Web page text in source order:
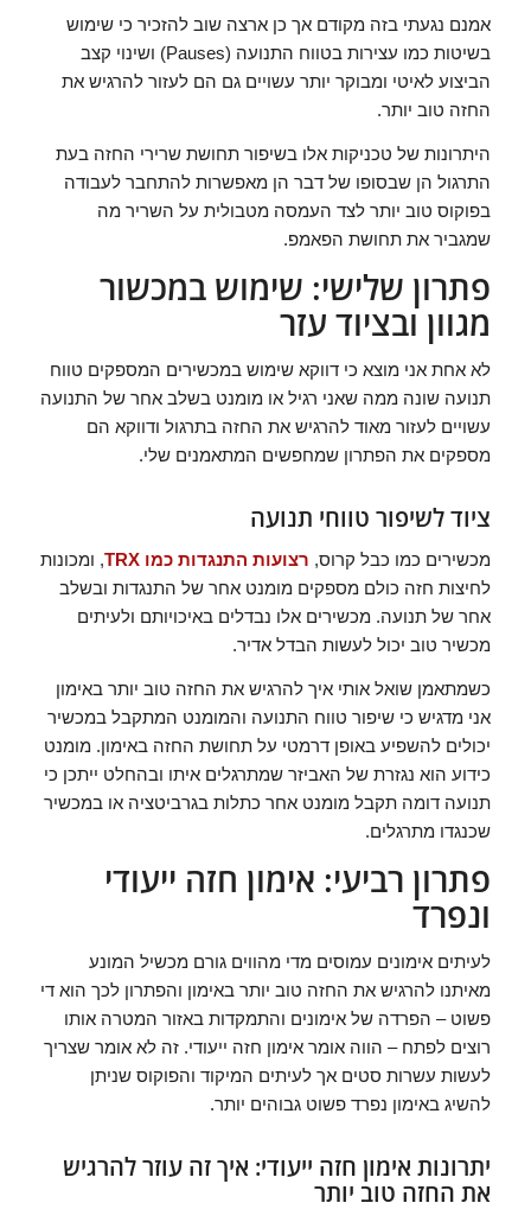
אמנם נגעתי בזה מקודם אך כן ארצה שוב להזכיר כי שימוש
בשיטות כמו עצירות בטווח התנועה (Pauses) ושינוי קצב
הביצוע לאיטי ומבוקר יותר עשויים גם הם לעזור להרגיש את
החזה טוב יותר.
היתרונות של טכניקות אלו בשיפור תחושת שרירי החזה בעת
התרגול הן שבסופו של דבר הן מאפשרות להתחבר לעבודה
בפוקוס טוב יותר לצד העמסה מטבולית על השריר מה
שמגביר את תחושת הפאמפ.
פתרון שלישי: שימוש במכשור
מגוון ובציוד עזר
לא אחת אני מוצא כי דווקא שימוש במכשירים המספקים טווח
תנועה שונה ממה שאני רגיל או מומנט בשלב אחר של התנועה
עשויים לעזור מאוד להרגיש את החזה בתרגול ודווקא הם
מספקים את הפתרון שמחפשים המתאמנים שלי.
ציוד לשיפור טווחי תנועה
מכשירים כמו כבל קרוס, רצועות התנגדות כמו TRX
, ומכונות
לחיצות חזה כולם מספקים מומנט אחר של התנגדות ובשלב
אחר של תנועה. מכשירים אלו נבדלים באיכויותם ולעיתים
מכשיר טוב יכול לעשות הבדל אדיר.
כשמתאמן שואל אותי איך להרגיש את החזה טוב יותר באימון
אני מדגיש כי שיפור טווח התנועה והמומנט המתקבל במכשיר
יכולים להשפיע באופן דרמטי על תחושת החזה באימון. מומנט
כידוע הוא נגזרת של האביזר שמתרגלים איתו ובהחלט ייתכן כי
תנועה דומה תקבל מומנט אחר כתלות בגרביטציה או במכשיר
שכנגדו מתרגלים.
פתרון רביעי: אימון חזה ייעודי
ונפרד
לעיתים אימונים עמוסים מדי מהווים גורם מכשיל המונע
מאיתנו להרגיש את החזה טוב יותר באימון והפתרון לכך הוא די
פשוט – הפרדה של אימונים והתמקדות באזור המטרה אותו
רוצים לפתח – הווה אומר אימון חזה ייעודי. זה לא אומר שצריך
לעשות עשרות סטים אך לעיתים המיקוד והפוקוס שניתן
להשיג באימון נפרד פשוט גבוהים יותר.
יתרונות אימון חזה ייעודי: איך זה עוזר להרגיש
את החזה טוב יותר